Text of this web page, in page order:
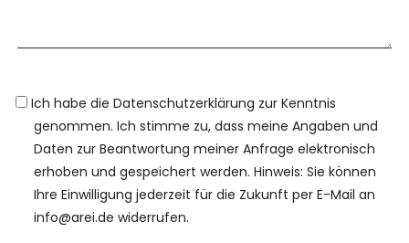
Ich habe die Datenschutzerklärung zur Kenntnis
genommen. Ich stimme zu, dass meine Angaben und
Daten zur Beantwortung meiner Anfrage elektronisch
erhoben und gespeichert werden. Hinweis: Sie können
Ihre Einwilligung jederzeit für die Zukunft per E-Mail an
info@arei.de widerrufen.